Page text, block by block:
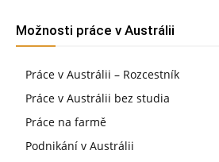
Možnosti práce v Austrálii
Práce v Austrálii – Rozcestník
Práce v Austrálii bez studia
Práce na farmě
Podnikání v Austrálii